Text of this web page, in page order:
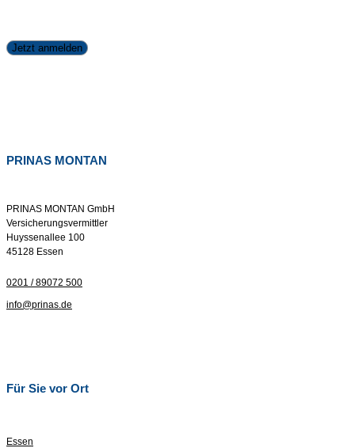
PRINAS MONTAN
PRINAS MONTAN GmbH
Versicherungsvermittler
Huyssenallee 100
45128 Essen
0201 / 89072 500
info@prinas.de
Für Sie vor Ort
Essen